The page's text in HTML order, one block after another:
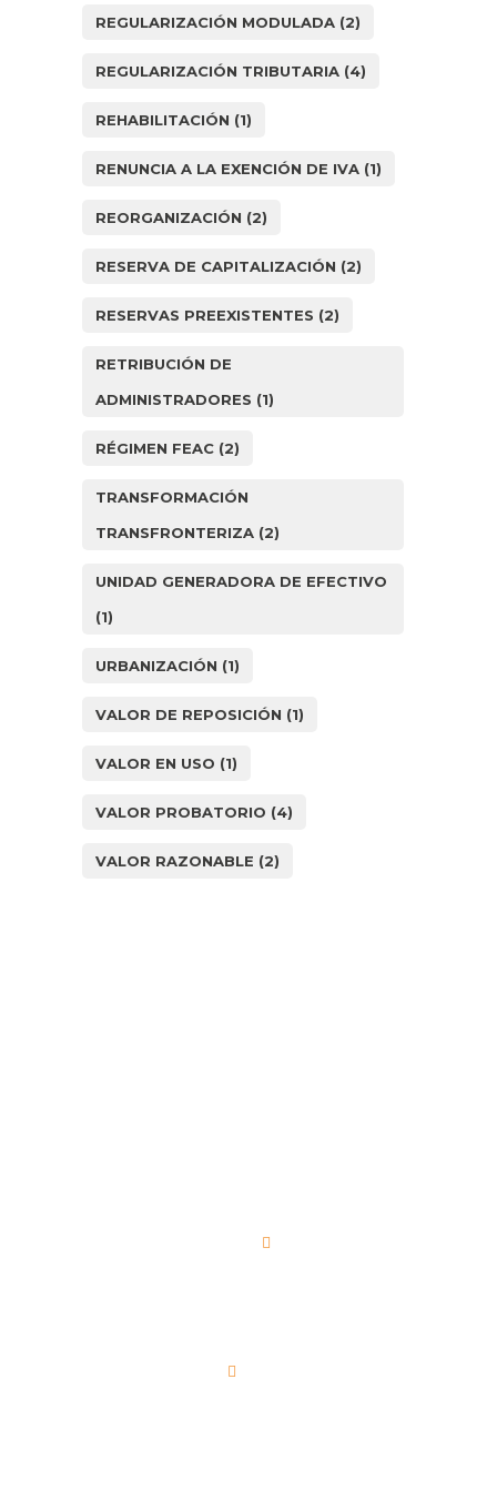
REGULARIZACIÓN MODULADA (2)
REGULARIZACIÓN TRIBUTARIA (4)
REHABILITACIÓN (1)
RENUNCIA A LA EXENCIÓN DE IVA (1)
REORGANIZACIÓN (2)
RESERVA DE CAPITALIZACIÓN (2)
RESERVAS PREEXISTENTES (2)
RETRIBUCIÓN DE
ADMINISTRADORES (1)
RÉGIMEN FEAC (2)
TRANSFORMACIÓN
TRANSFRONTERIZA (2)
UNIDAD GENERADORA DE EFECTIVO
(1)
URBANIZACIÓN (1)
VALOR DE REPOSICIÓN (1)
VALOR EN USO (1)
VALOR PROBATORIO (4)
VALOR RAZONABLE (2)